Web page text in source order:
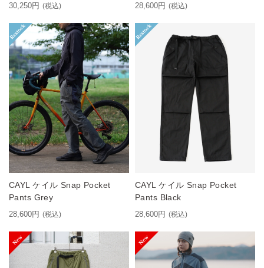
30,250円 (税込) 28,600円 (税込)
CAYL ケイル Snap Pocket
Pants Grey
28,600円 (税込)
CAYL ケイル Snap Pocket
Pants Black
28,600円 (税込)